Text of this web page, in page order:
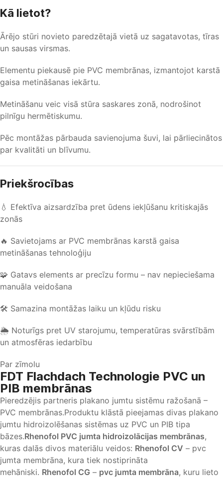
Kā lietot?
Ārējo stūri novieto paredzētajā vietā uz sagatavotas, tīras
un sausas virsmas.
Elementu piekausē pie PVC membrānas, izmantojot karstā
gaisa metināšanas iekārtu.
Metināšanu veic visā stūra saskares zonā, nodrošinot
pilnīgu hermētiskumu.
Pēc montāžas pārbauda savienojuma šuvi, lai pārliecinātos
par kvalitāti un blīvumu.
Priekšrocības
💧 Efektīva aizsardzība pret ūdens iekļūšanu kritiskajās
zonās
🔥 Savietojams ar PVC membrānas karstā gaisa
metināšanas tehnoloģiju
🧩 Gatavs elements ar precīzu formu – nav nepieciešama
manuāla veidošana
🛠 Samazina montāžas laiku un kļūdu risku
🌦 Noturīgs pret UV starojumu, temperatūras svārstībām
un atmosfēras iedarbību
Par zīmolu
FDT Flachdach Technologie PVC un
PIB membrānas
Pieredzējis partneris plakano jumtu sistēmu ražošanā –
PVC membrānas.Produktu klāstā pieejamas divas plakano
jumtu hidroizolēšanas sistēmas uz PVC un PIB tipa
bāzes.Rhenofol PVC jumta hidroizolācijas membrānas,
kuras dalās divos materiālu veidos: Rhenofol CV – pvc
jumta membrāna, kura tiek nostiprināta
mehāniski. Rhenofol CG – pvc jumta membrāna, kuru lieto